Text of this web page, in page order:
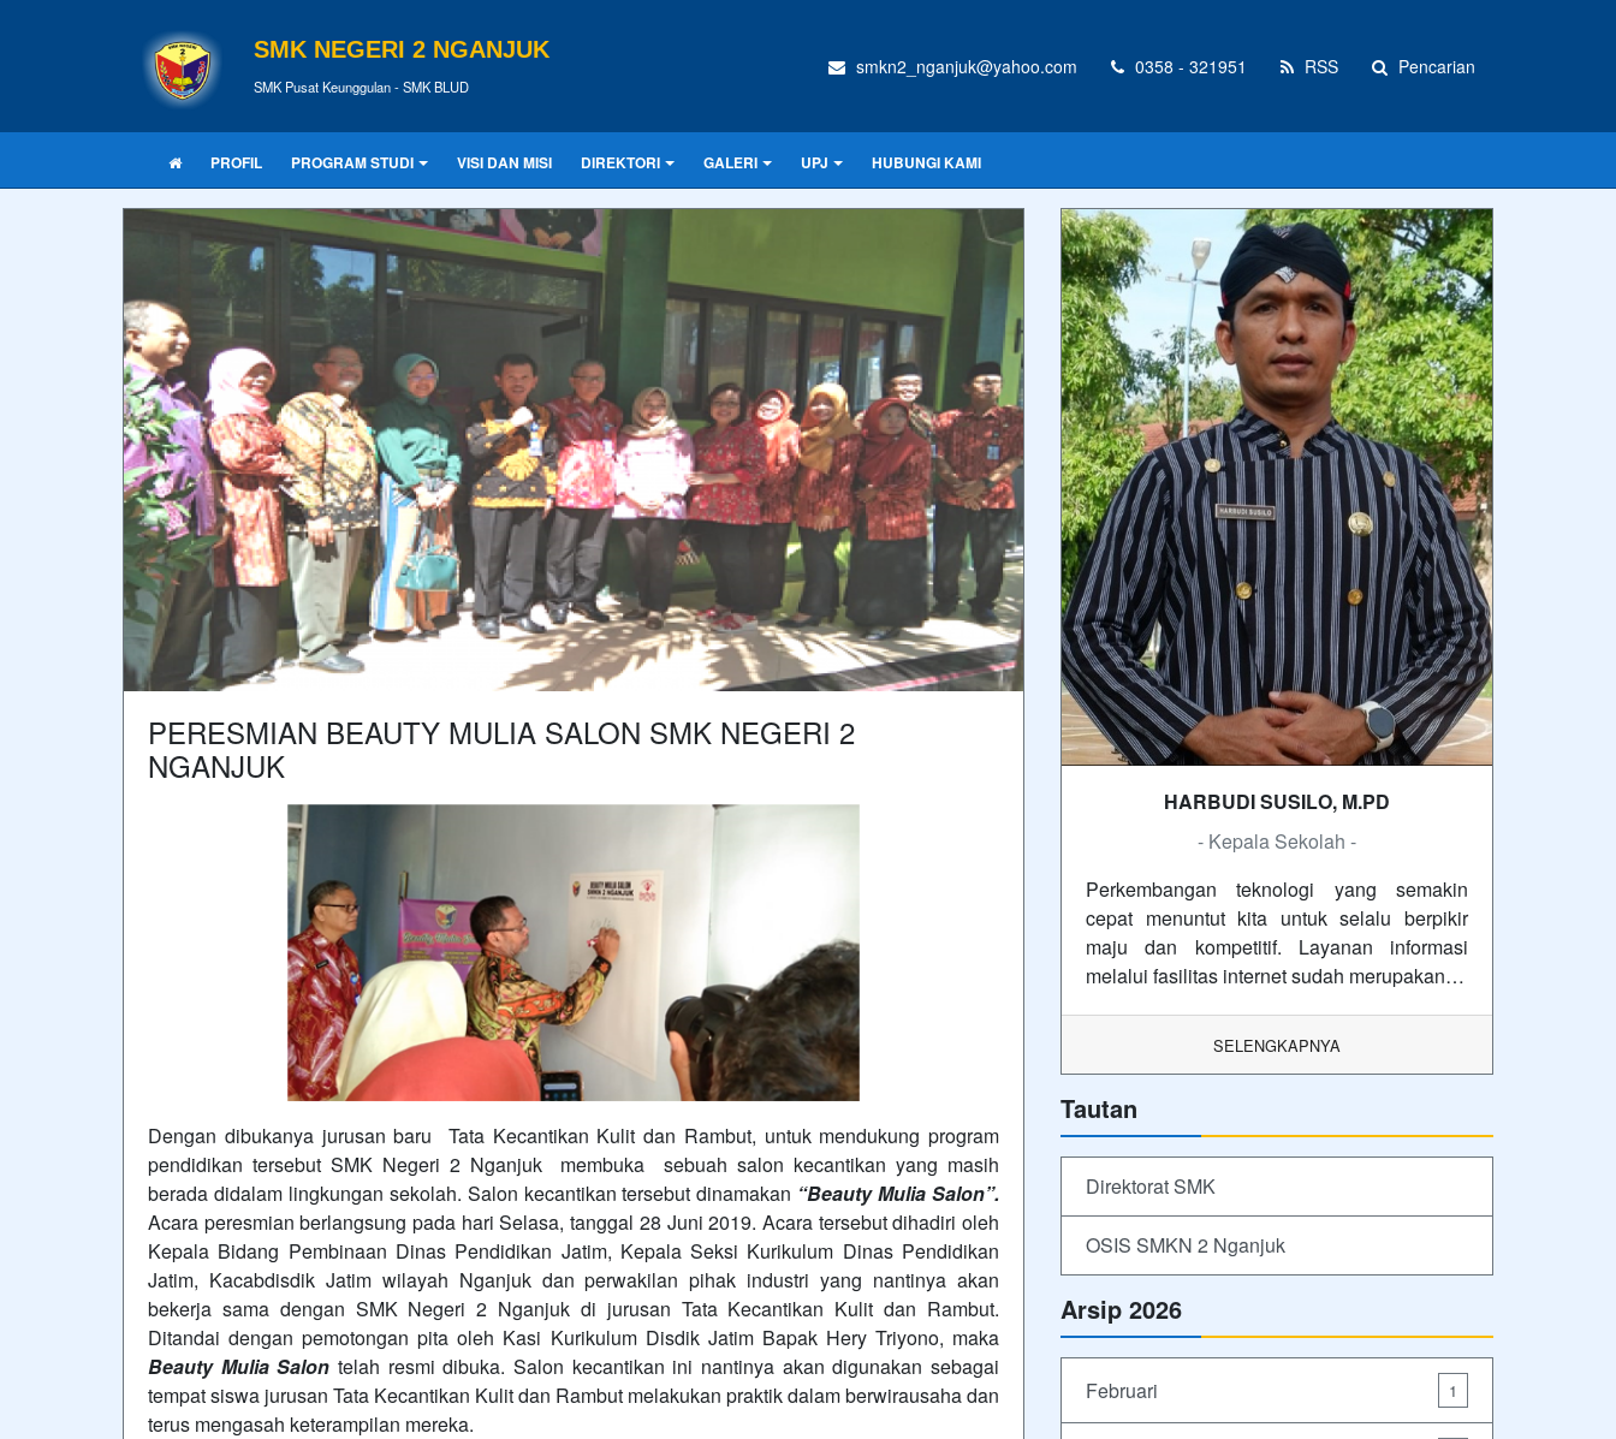
SMK NEGERI 2 NGANJUK
SMK Pusat Keunggulan - SMK BLUD
smkn2_nganjuk@yahoo.com 0358 - 321951 RSS Pencarian
PROFIL PROGRAM STUDI VISI DAN MISI DIREKTORI GALERI UPJ HUBUNGI KAMI
PERESMIAN BEAUTY MULIA SALON SMK NEGERI 2
NGANJUK
Dengan dibukanya jurusan baru Tata Kecantikan Kulit dan Rambut, untuk mendukung program
pendidikan tersebut SMK Negeri 2 Nganjuk membuka sebuah salon kecantikan yang masih
berada didalam lingkungan sekolah. Salon kecantikan tersebut dinamakan “Beauty Mulia Salon”.
Acara peresmian berlangsung pada hari Selasa, tanggal 28 Juni 2019. Acara tersebut dihadiri oleh
Kepala Bidang Pembinaan Dinas Pendidikan Jatim, Kepala Seksi Kurikulum Dinas Pendidikan
Jatim, Kacabdisdik Jatim wilayah Nganjuk dan perwakilan pihak industri yang nantinya akan
bekerja sama dengan SMK Negeri 2 Nganjuk di jurusan Tata Kecantikan Kulit dan Rambut.
Ditandai dengan pemotongan pita oleh Kasi Kurikulum Disdik Jatim Bapak Hery Triyono, maka
Beauty Mulia Salon telah resmi dibuka. Salon kecantikan ini nantinya akan digunakan sebagai
tempat siswa jurusan Tata Kecantikan Kulit dan Rambut melakukan praktik dalam berwirausaha dan
terus mengasah keterampilan mereka.
HARBUDI SUSILO, M.PD
- Kepala Sekolah -
Perkembangan teknologi yang semakin
cepat menuntut kita untuk selalu berpikir
maju dan kompetitif. Layanan informasi
melalui fasilitas internet sudah merupakan…
SELENGKAPNYA
Tautan
Direktorat SMK
OSIS SMKN 2 Nganjuk
Arsip 2026
Februari 1